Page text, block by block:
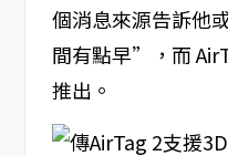
個消息來源告訴他
間有點早”，而
推出。